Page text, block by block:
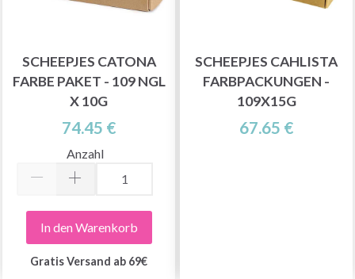
SCHEEPJES CATONA
FARBE PAKET - 109 NGL
X 10G
74.45 €
Anzahl
In den Warenkorb
Gratis Versand ab 69€
SCHEEPJES CAHLISTA
FARBPACKUNGEN -
109X15G
67.65 €